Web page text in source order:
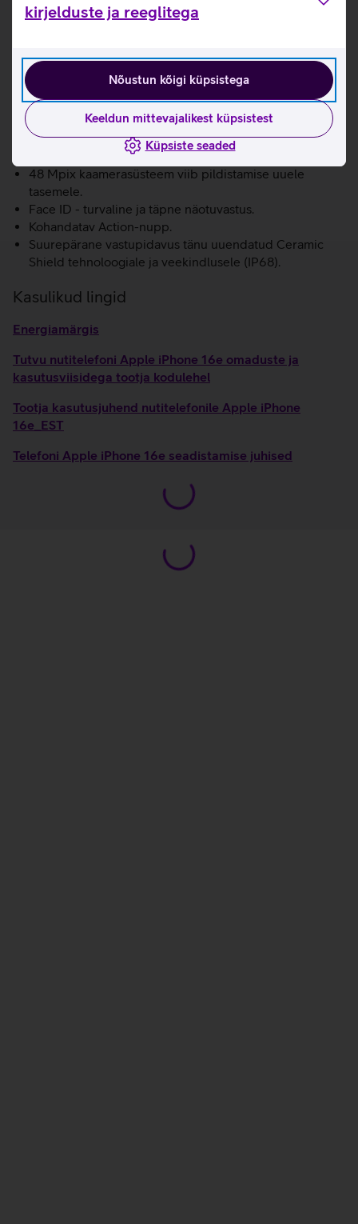
kirjelduste ja reeglitega
Nõustun kõigi küpsistega
Keeldun mittevajalikest küpsistest
Küpsiste seaded
saata sõnumeid ja tarbida voogedastusteenuseid (näiteks
Selleks, et saaksid telefoniga 5G-d kasutada, kontrolli,
kas sinu mobiilipakett toetab 5G-d.Loen lähemalt
6.1-tolline Super Retina XDR ekraan eredusega kuni
Võimsust tagab nutitelefoni kiip A18 koos neljatuumalise
48 Mpix kaamerasüsteem viib pildistamise uuele
tasemele.
Face ID - turvaline ja täpne näotuvastus.
Kohandatav Action-nupp.
Suurepärane vastupidavus tänu uuendatud Ceramic
Shield tehnoloogiale ja veekindlusele (IP68).
Kasulikud lingid
Energiamärgis
Tutvu nutitelefoni Apple iPhone 16e omaduste ja
kasutusviisidega tootja kodulehel
Tootja kasutusjuhend nutitelefonile Apple iPhone
16e_EST
Telefoni Apple iPhone 16e seadistamise juhised